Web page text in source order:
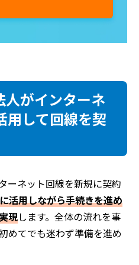
人がインターネ
用して回線を契
ーネット回線を新規に契約
活用しながら手続きを進め
現します。全体の流れを事
めてでも迷わず準備を進め